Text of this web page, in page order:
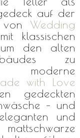
auf der
vonWedding
klassischen
um den alten
zu
moderne
with Love
gedeckten
– und
und